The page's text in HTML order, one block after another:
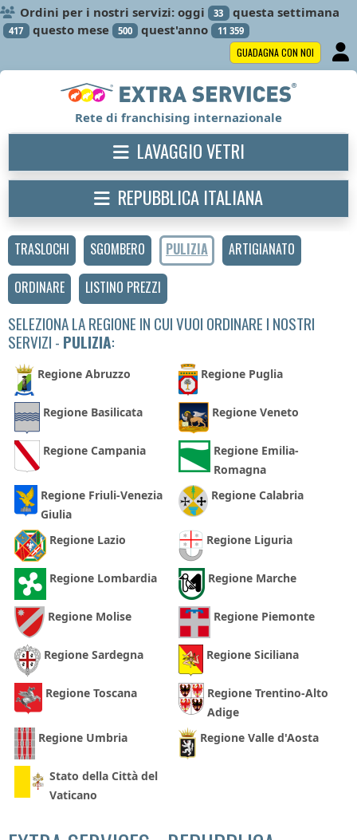
Ordini per i nostri servizi: oggi 33 questa settimana
417 questo mese 500 quest'anno 11 359
GUADAGNA CON NOI
TRASLOCHI SGOMBERO PULIZIA
ARTIGIANATO
ORDINARE
LISTINO PREZZI
SELEZIONA LA REGIONE IN CUI VUOI ORDINARE I NOSTRI
SERVIZI - PULIZIA:
Regione Abruzzo Regione Puglia
Regione Basilicata Regione Veneto
Regione Campania
Regione Emilia-
Romagna
Regione Friuli-Venezia
Giulia
Regione Calabria
Regione Lazio Regione Liguria
Regione Lombardia Regione Marche
Regione Molise Regione Piemonte
Regione Sardegna Regione Siciliana
Regione Toscana
Regione Trentino-Alto
Adige
Regione Umbria
Regione Valle d'Aosta
Stato della Città del
Vaticano
Rete di franchising internazionale
LAVAGGIO VETRI
REPUBBLICA ITALIANA